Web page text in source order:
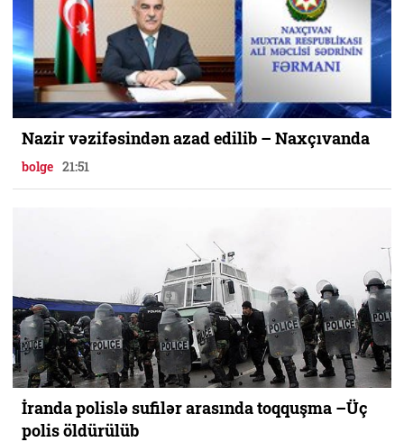
Nazir vəzifəsindən azad edilib – Naxçıvanda
bolge 21:51
İranda polislə sufilər arasında toqquşma –Üç
polis öldürülüb